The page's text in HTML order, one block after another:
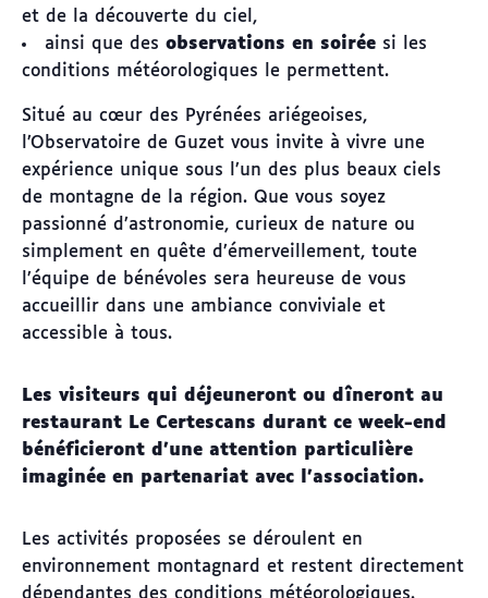
et de la découverte du ciel,
ainsi que des observations en soirée si les
conditions météorologiques le permettent.
Situé au cœur des Pyrénées ariégeoises,
l’Observatoire de Guzet vous invite à vivre une
expérience unique sous l’un des plus beaux ciels
de montagne de la région. Que vous soyez
passionné d’astronomie, curieux de nature ou
simplement en quête d’émerveillement, toute
l’équipe de bénévoles sera heureuse de vous
accueillir dans une ambiance conviviale et
accessible à tous.
Les visiteurs qui déjeuneront ou dîneront au
restaurant Le Certescans durant ce week-end
bénéficieront d’une attention particulière
imaginée en partenariat avec l’association.
Les activités proposées se déroulent en
environnement montagnard et restent directement
dépendantes des conditions météorologiques.